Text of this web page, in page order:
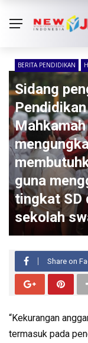
BERITA PENDIDIKAN
Sidang
guna
tingkat SD
sekolah
Share on
“Kekurangan
termasuk pada